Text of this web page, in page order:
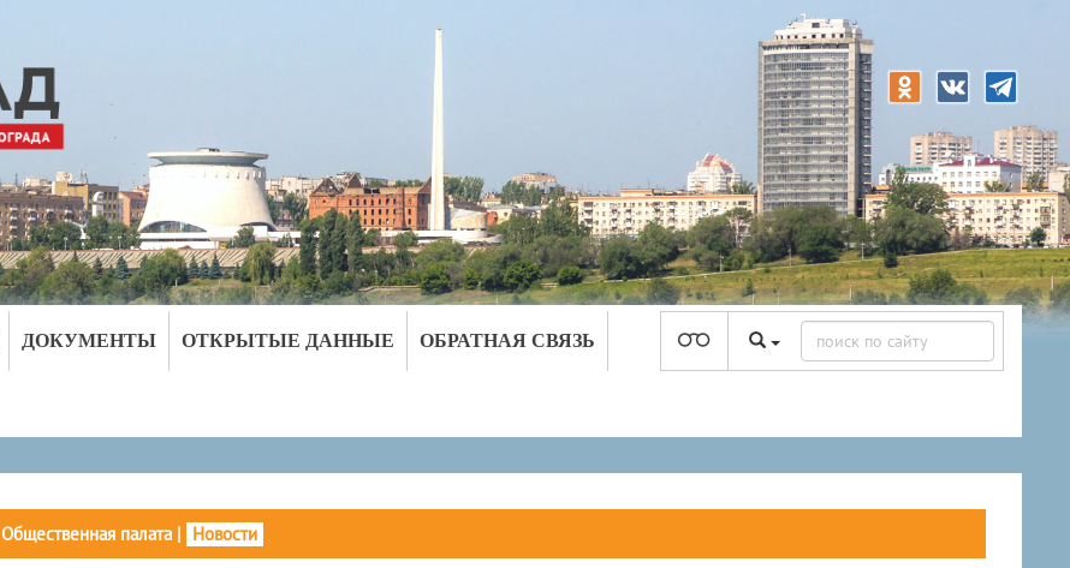
ДОКУМЕНТЫ ОТКРЫТЫЕ ДАННЫЕ ОБРАТНАЯ СВЯЗЬ
Общественная палата| Новости